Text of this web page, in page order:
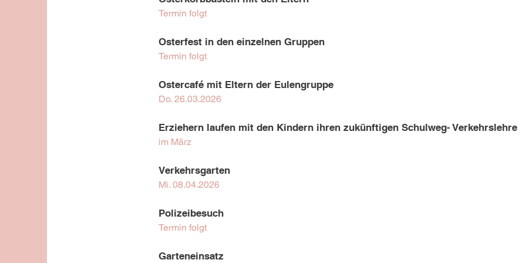
Termin folgt
Osterfest in den einzelnen Gruppen
Termin folgt
Ostercafé mit Eltern der Eulengruppe
Do. 26.03.2026 ​
Erziehern laufen mit den Kindern ihren zukünftigen Schulweg- Verkehrslehre
im März
Verkehrsgarten
Mi. 08.04.2026
Polizeibesuch
Termin folgt
Garteneinsatz